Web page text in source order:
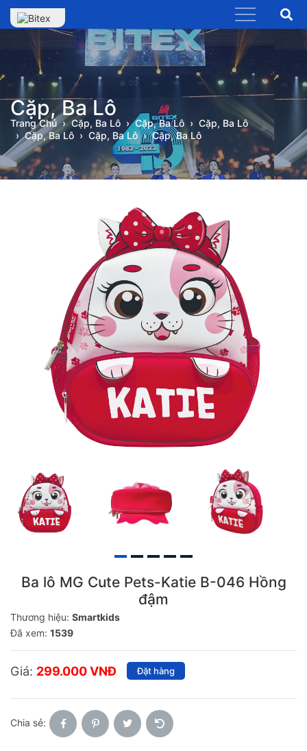
Cặp, Ba Lô
Trang Chủ Cặp, Ba Lô Cặp, Ba Lô
Cặp, Ba Lô
Cặp, Ba Lô
Cặp, Ba Lô Cặp, Ba Lô
Ba lô MG Cute Pets-Katie B-046 Hồng
đậm
Thương hiệu: Smartkids
Đã xem: 1539
Giá: 299.000 VNĐ Đặt hàng
Chia sẻ: